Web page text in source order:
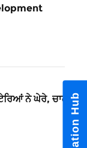
ਨੇ ਘੇਰੇ, ਚਾਕੂ